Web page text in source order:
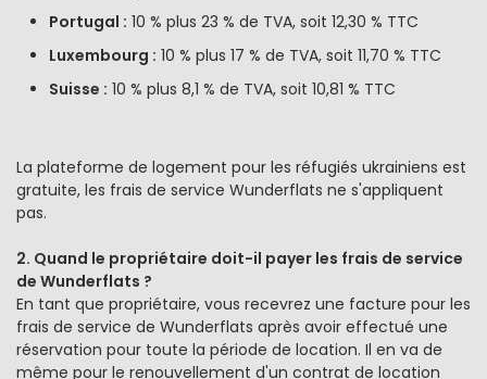
Portugal : 10 % plus 23 % de TVA, soit 12,30 % TTC
Luxembourg : 10 % plus 17 % de TVA, soit 11,70 % TTC
Suisse : 10 % plus 8,1 % de TVA, soit 10,81 % TTC
La plateforme de logement pour les réfugiés ukrainiens est
gratuite, les frais de service Wunderflats ne s'appliquent
pas.
2. Quand le propriétaire doit-il payer les frais de service
de Wunderflats ?
En tant que propriétaire, vous recevrez une facture pour les
frais de service de Wunderflats après avoir effectué une
réservation pour toute la période de location. Il en va de
même pour le renouvellement d'un contrat de location